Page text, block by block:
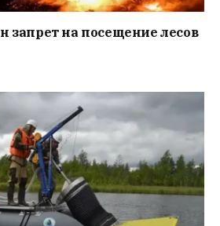
запрет на посещение лесов